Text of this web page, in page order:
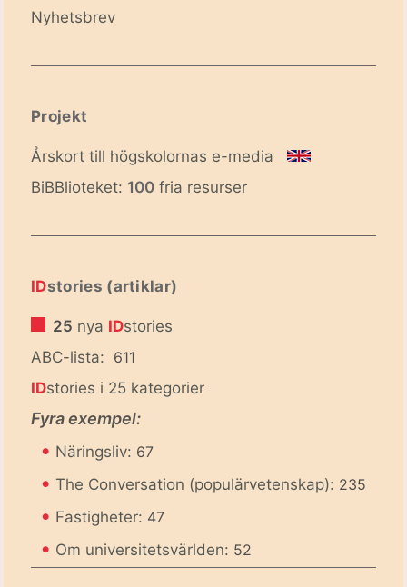
Nyhetsbrev
Projekt
Årskort till högskolornas e-media
BiBBlioteket: 100 fria resurser
IDstories (artiklar)
25 nya IDstories
ABC-lista: 611
IDstories i 25 kategorier
Fyra exempel:
• Näringsliv: 67
• The Conversation (populärvetenskap): 235
• Fastigheter: 47
• Om universitetsvärlden: 52